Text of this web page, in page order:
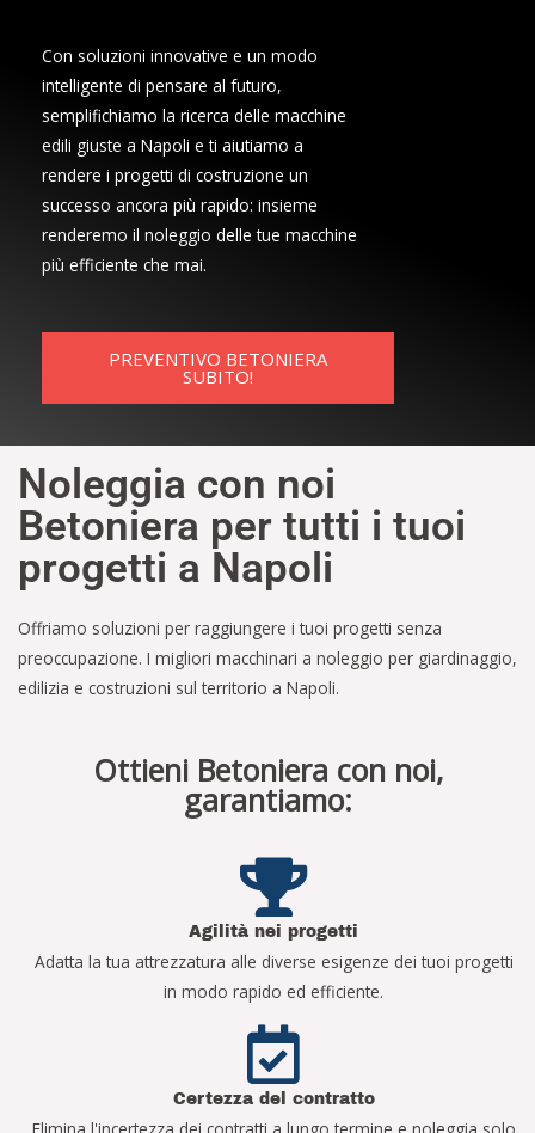
Con soluzioni innovative e un modo
intelligente di pensare al futuro,
semplifichiamo la ricerca delle macchine
edili giuste a Napoli e ti aiutiamo a
rendere i progetti di costruzione un
successo ancora più rapido: insieme
renderemo il noleggio delle tue macchine
più efficiente che mai.
PREVENTIVO BETONIERA
SUBITO!
Noleggia con noi
Betoniera per tutti i tuoi
progetti a Napoli
Offriamo soluzioni per raggiungere i tuoi progetti senza
preoccupazione. I migliori macchinari a noleggio per giardinaggio,
edilizia e costruzioni sul territorio a Napoli.
Ottieni Betoniera con noi,
garantiamo:
Agilità nei progetti
Adatta la tua attrezzatura alle diverse esigenze dei tuoi progetti
in modo rapido ed efficiente.
Certezza del contratto